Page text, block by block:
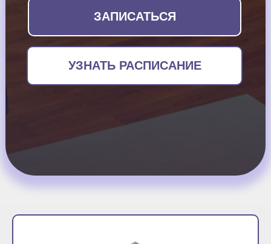
УЗНАТЬ РАСПИСАНИЕ
ЗАПИСАТЬСЯ